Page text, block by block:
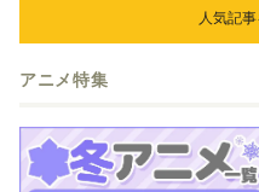
人気記
アニメ特集